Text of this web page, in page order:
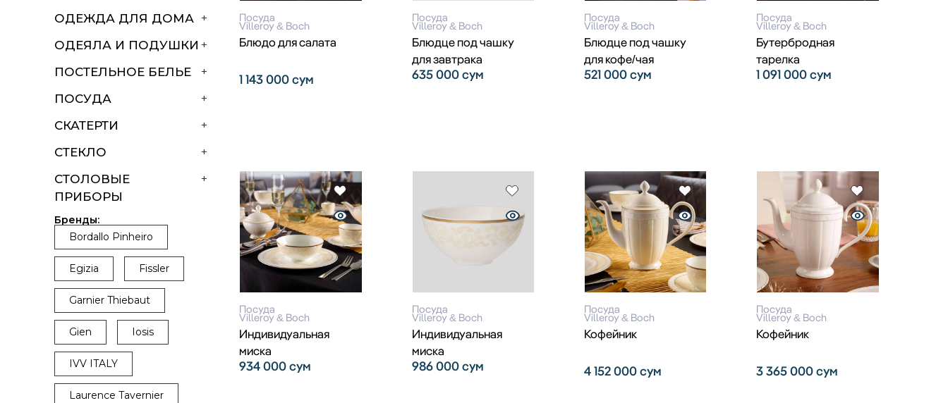
+
ОДЕЖДА ДЛЯ ДОМА
+
ОДЕЯЛА И ПОДУШКИ
+
ПОСТЕЛЬНОЕ БЕЛЬЕ
+
ПОСУДА
+
СКАТЕРТИ
+
СТЕКЛО
+
СТОЛОВЫЕ
ПРИБОРЫ
Бренды:
Bordallo Pinheiro
Egizia Fissler
Garnier Thiebaut
Gien Iosis
IVV ITALY
Laurence Tavernier
Посуда
Villeroy & Boch
Блюдо для салата
1 143 000сум
Посуда
Villeroy & Boch
Блюдце под чашку
для завтрака
635 000сум
Посуда
Villeroy & Boch
Блюдце под чашку
для кофе/чая
521 000сум
Посуда
Villeroy & Boch
Бутербродная
тарелка
1 091 000сум
Посуда
Villeroy & Boch
Индивидуальная
миска
934 000сум
Посуда
Villeroy & Boch
Индивидуальная
миска
986 000сум
Посуда
Villeroy & Boch
Кофейник
4 152 000сум
Посуда
Villeroy & Boch
Кофейник
3 365 000сум